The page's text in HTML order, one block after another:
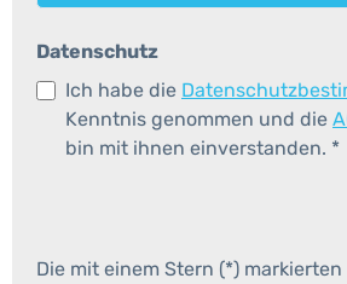
Datenschutz
Ich habe die
Kenntnis genommen und die
bin mit ihnen einverstanden. *
Die mit einem Stern (*)